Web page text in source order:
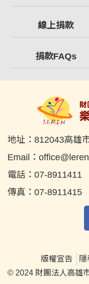
線上捐款
捐款FAQs
地址： 812043高雄
Email：
電話： 07-8911411
傳真： 07-8911415
版權宣告
© 2024 財團法人高雄